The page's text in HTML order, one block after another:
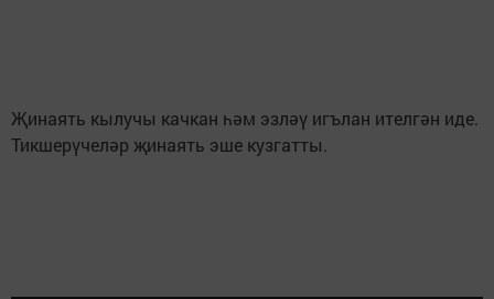
Җинаять кылучы качкан һәм эзләү игълан ителгән иде.
Тикшерүчеләр җинаять эше кузгатты.